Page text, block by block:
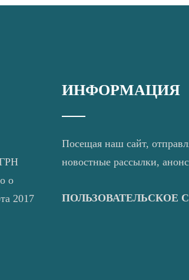
о
2017
ИНФОРМАЦИЯ
Посещая наш сайт,
новостные рассылки,
ПОЛЬЗОВАТЕЛЬСКОЕ